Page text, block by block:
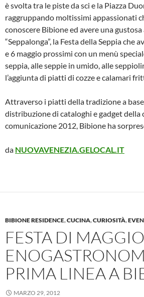
è svolta tra le piste da sci e la Piazza
raggruppando moltissimi appassionati
conoscere Bibione ed avere una
“Seppalonga”, la Festa della Seppia che
e 6 maggio prossimi con un menù
seppia, alle seppie in umido, alle
l’aggiunta di piatti di cozze e calamari
Attraverso i piatti della tradizione a
distribuzione di cataloghi e gadget della
comunicazione 2012, Bibione ha
da NUOVAVENEZIA.GELOCAL.IT
BIBIONE RESIDENCE,CUCINA,CURIOSITÀ,
FESTA DI
PRIMA LINEA A
MARZO 29, 2012